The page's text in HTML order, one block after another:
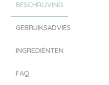
BESCHRIJVING
GEBRUIKSADVIES
INGREDIËNTEN
FAQ